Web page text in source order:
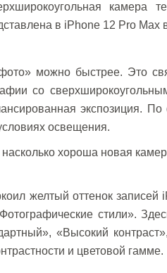
камера
в iPhone 12 Pro Max
можно быстрее. Это
со
экспозиция.
освещения.
желтый оттенок
стили».
«Высокий
и цветовой гамме.